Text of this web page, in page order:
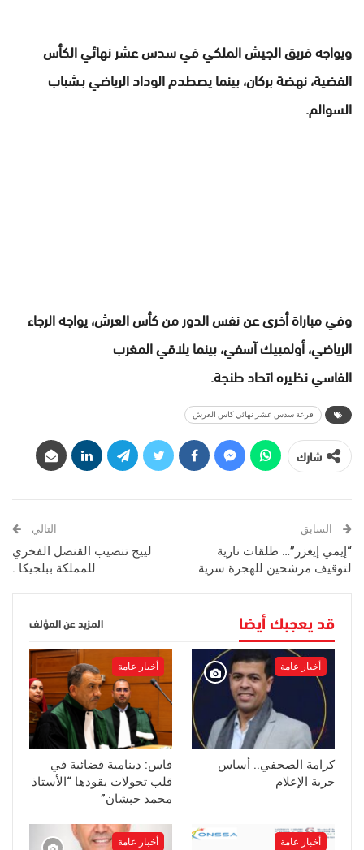
ويواجه فريق الجيش الملكي في سدس عشر نهائي الكأس
الفضية، نهضة بركان، بينما يصطدم الوداد الرياضي بـشباب
السوالم.
وفي مباراة أخرى عن نفس الدور من كأس العرش، يواجه الرجاء
الرياضي، أولمبيك آسفي، بينما يلاقي المغرب
الفاسي نظيره اتحادطنجة.
قرعة سدس عشر نهائي كاس العرش
شارك
السابق
“إيمي إيغزر”… طلقات نارية
لتوقيف مرشحين للهجرة سرية
التالي
لييج تنصيب القنصل الفخري
للمملكة ببلجيكا .
قد يعجبك أيضا المزيد عن المؤلف
أخبار عامة
كرامة الصحفي.. أساس
حرية الإعلام
أخبار عامة
فاس: دينامية قضائية في
قلب تحولات يقودها “الأستاذ
محمد حبشان”
أخبار عامة أخبار عامة